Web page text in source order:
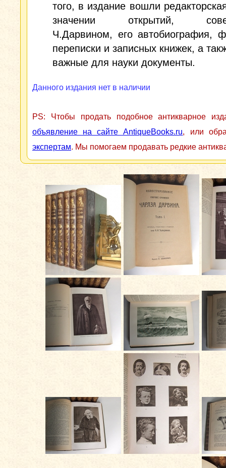
того, в издание вошли
значении открытий,
Ч.Дарвином, его автобиография,
переписки и записных книжек, а
важные для науки документы.
Данного издания нет в наличии
PS: Чтобы продать подобное антикварное
объявление на сайте AntiqueBooks.ru, или
экспертам. Мы помогаем продавать редкие